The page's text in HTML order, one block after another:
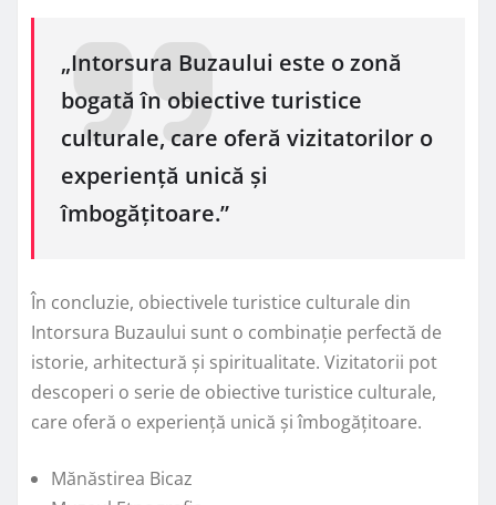
„Intorsura Buzaului este o zonă
bogată în obiective turistice
culturale, care oferă vizitatorilor o
experiență unică și
îmbogățitoare.”
În concluzie, obiectivele turistice culturale din
Intorsura Buzaului sunt o combinație perfectă de
istorie, arhitectură și spiritualitate. Vizitatorii pot
descoperi o serie de obiective turistice culturale,
care oferă o experiență unică și îmbogățitoare.
Mănăstirea Bicaz